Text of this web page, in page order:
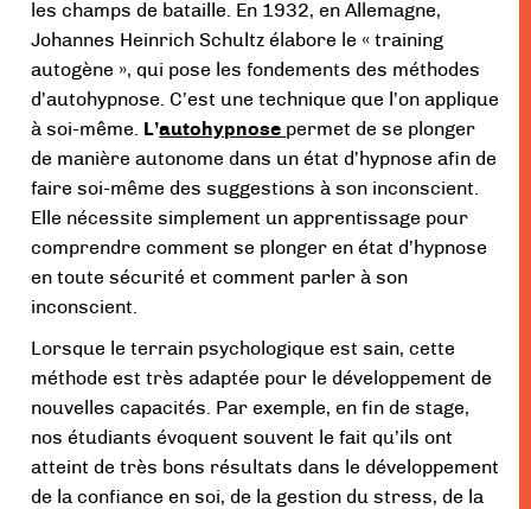
les champs de bataille. En 1932, en Allemagne,
Johannes Heinrich Schultz élabore le « training
autogène », qui pose les fondements des méthodes
d’autohypnose. C’est une technique que l’on applique
à soi-même. L’autohypnose permet de se plonger
de manière autonome dans un état d’hypnose afin de
faire soi-même des suggestions à son inconscient.
Elle nécessite simplement un apprentissage pour
comprendre comment se plonger en état d’hypnose
en toute sécurité et comment parler à son
inconscient.
Lorsque le terrain psychologique est sain, cette
méthode est très adaptée pour le développement de
nouvelles capacités. Par exemple, en fin de stage,
nos étudiants évoquent souvent le fait qu’ils ont
atteint de très bons résultats dans le développement
de la confiance en soi, de la gestion du stress, de la